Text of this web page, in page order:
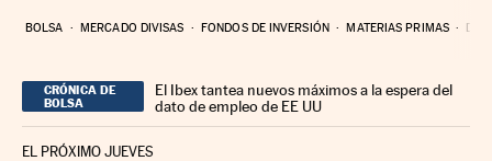
BOLSA MERCADO DIVISAS FONDOS DE INVERSIÓN MATERIAS PRIMAS
CRÓNICA DE
BOLSA
El Ibex tantea nuevos máximos a la espera del
dato de empleo de EE UU
EL PRÓXIMO JUEVES